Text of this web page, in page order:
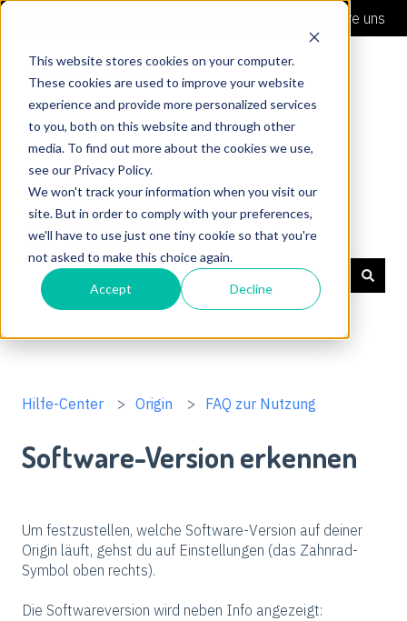
This website stores cookies on your computer.
These cookies are used to improve your website
experience and provide more personalized services
to you, both on this website and through other
media. To find out more about the cookies we use,
see our Privacy Policy.
We won't track your information when you visit our
site. But in order to comply with your preferences,
we'll have to use just one tiny cookie so that you're
not asked to make this choice again.
Accept Decline
Kontaktiere uns
Hilfe-Center
Es gibt keine Vorschläge, da das Suchfeld leer ist.
Hilfe-Center Origin FAQ zur Nutzung
Software-Version erkennen
Um festzustellen, welche Software-Version auf deiner
Origin läuft, gehst du auf Einstellungen (das Zahnrad-
Symbol oben rechts).
Die Softwareversion wird neben Info angezeigt: